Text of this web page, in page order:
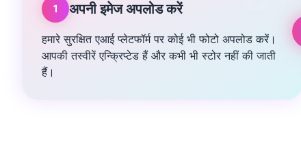
1 अपनी इमेज अपलोड करें
हमारे सुरक्षित एआई प्लेटफॉर्म पर कोई भी फोटो अपलोड करें।
आपकी तस्वीरें एन्क्रिप्टेड हैं और कभी भी स्टोर नहीं की जाती
हैं।